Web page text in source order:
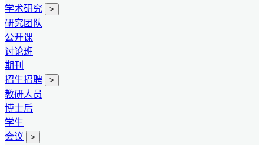
学术研究
>
研究团队
公开课
讨论班
期刊
招生招聘
>
教研人员
博士后
学生
会议
>